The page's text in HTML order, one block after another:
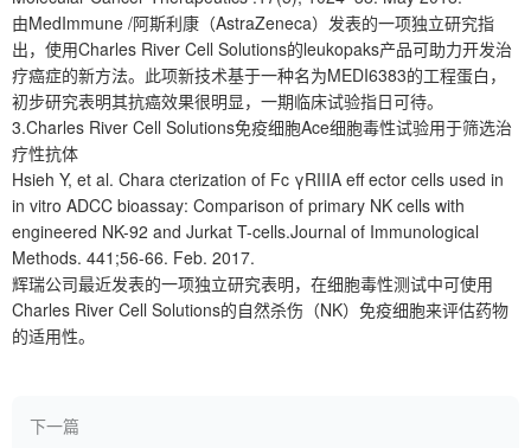
由MedImmune /阿斯利康（AstraZeneca）发表的一项独立研究指
出，使用Charles River Cell Solutions的leukopaks产品可助力开发治
疗癌症的新方法。此项新技术基于一种名为MEDI6383的工程蛋白，
初步研究表明其抗癌效果很明显，一期临床试验指日可待。
3.Charles River Cell Solutions免疫细胞Ace细胞毒性试验用于筛选治
疗性抗体
Hsieh Y, et al. Chara cterization of Fc γRIIIA eff ector cells used in
in vitro ADCC bioassay: Comparison of primary NK cells with
engineered NK-92 and Jurkat T-cells.Journal of Immunological
Methods. 441;56-66. Feb. 2017.
辉瑞公司最近发表的一项独立研究表明，在细胞毒性测试中可使用
Charles River Cell Solutions的自然杀伤（NK）免疫细胞来评估药物
的适用性。
下一篇